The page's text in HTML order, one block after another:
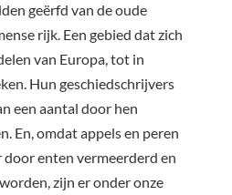
geërfd van de oude
rijk. Een gebied dat zich
van Europa, tot in
Hun geschiedschrijvers
een aantal door hen
En, omdat appels en peren
door enten vermeerderd en
zijn er onder onze